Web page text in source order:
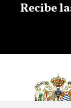
Recibe